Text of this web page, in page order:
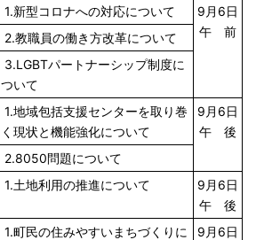
1.新型コロナへの対応について
9月6日
午 前
2.教職員の働き方改革について
3.LGBTパートナーシップ制度に
ついて
1.地域包括支援センターを取り巻
く現状と機能強化について
9月6日
午 後
2.8050問題について
1.土地利用の推進について
9月6日
午 後
1.町民の住みやすいまちづくりに
9月6日